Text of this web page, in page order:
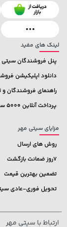
1,109,000 تومان
لینک های مفید
پنل فروشندگان سیتی
دانلود اپلیکیشن
راهنمای فروشندگان
پرداخت آنلاین 5000 سیتی‌مهر
مزایای سیتی مهر
روش های ارسال
7روز ضمانت بازگشت
تضمین بهترین قیمت
تحویل فوری-عادی
ارتباط با سیتی مهر